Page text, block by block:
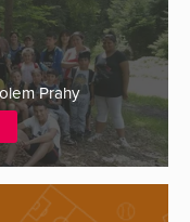
Prahy